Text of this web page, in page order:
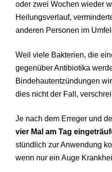
oder zwei Wochen wieder
Heilungsverlauf,
anderen Personen im
Weil viele Bakterien, die
gegenüber Antibiotika
Bindehautentzündungen
dies nicht der Fall,
Je nach dem Erreger und
vier Mal am Tag
stündlich zur Anwendung
wenn nur ein Auge